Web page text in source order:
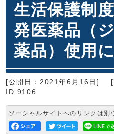
生活保護制
発医薬品（
薬品）使用
[公開日：2021年6月16日]
ID:9106
ソーシャルサイトへのリンクは別